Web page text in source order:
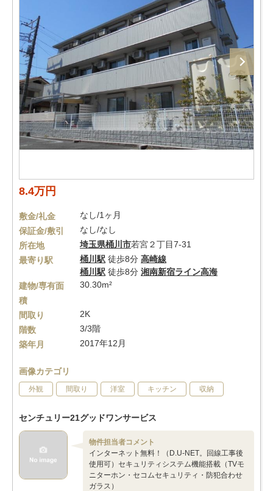
8.4万円
敷金/礼金
なし/1ヶ月
保証金/敷引
なし/なし
所在地
埼玉県桶川市若宮２丁目7-31
最寄り駅
桶川駅 徒歩8分 高崎線
桶川駅 徒歩8分 湘南新宿ライン高海
建物/専有面
積
30.30m²
間取り
2K
階数
3/3階
築年月
2017年12月
画像カテゴリ
外観 間取り 洋室 キッチン 収納
センチュリー21グッドワンサービス
物件担当者コメント
インターネット無料！（D.U-NET。回線工事後
使用可）セキュリティシステム機能搭載（TVモ
ニターホン・セコムセキュリティ・防犯合わせ
ガラス）